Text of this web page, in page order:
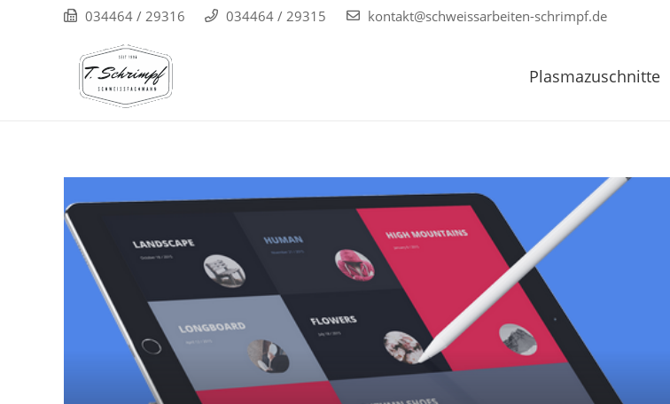
034464 / 29316 034464 / 29315 kontakt@schweissarbeiten-schrimpf.de
Plasmazuschnitte